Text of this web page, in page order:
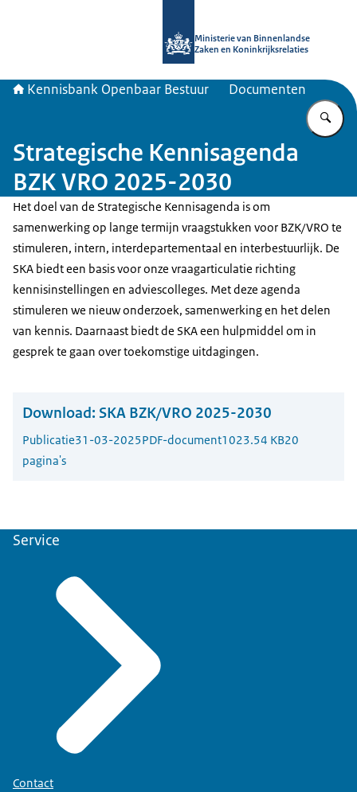
Ministerie van Binnenlandse
Zaken en Koninkrijksrelaties
Kennisbank Openbaar Bestuur Documenten
Strategische Kennisagenda
BZK VRO 2025-2030
Het doel van de Strategische Kennisagenda is om
samenwerking op lange termijn vraagstukken voor BZK/VRO te
stimuleren, intern, interdepartementaal en interbestuurlijk. De
SKA biedt een basis voor onze vraagarticulatie richting
kennisinstellingen en adviescolleges. Met deze agenda
stimuleren we nieuw onderzoek, samenwerking en het delen
van kennis. Daarnaast biedt de SKA een hulpmiddel om in
gesprek te gaan over toekomstige uitdagingen.
Download: SKA BZK/VRO 2025-2030
Publicatie31-03-2025PDF-document1023.54 KB20
pagina's
Service
Contact